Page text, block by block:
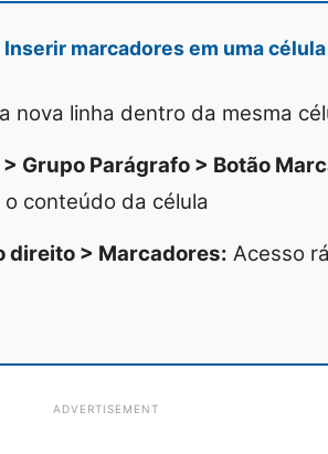
marcadores em uma
nova linha dentro da mesma
Grupo Parágrafo > Botão
conteúdo da célula
direito > Marcadores: Acesso
ADVERTISEMENT